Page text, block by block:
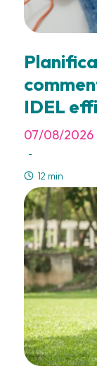
IDEL
07/08/2026
-
12 min